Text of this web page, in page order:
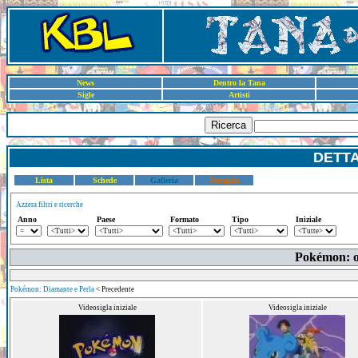
News
Dentro la Tana
Sigle
Artisti
Ricerca
Lista Schede Galleria Dettaglio
Azzera filtri e ricerche
Anno Paese Formato Tipo Iniziale
Pokémon:
Pokémon: Diamante e Perla < Precedente
Videosigla iniziale Videosigla iniziale